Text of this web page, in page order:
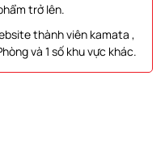
trở lên.
thành viên kamata ,
và 1 số khu vực khác.